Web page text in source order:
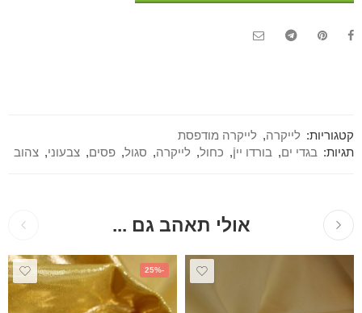
קטגוריות: לייקרה, לייקרה מודפסת
תגיות: בגדי ים, בורדו ייןֿ, כחול, לייקרה, סגול, פסים, צבעוני, צהוב
אולי תאהב גם ...
-25%